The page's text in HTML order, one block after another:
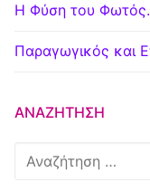
Η Φύση του Φωτός.
Παραγωγικός και
ΑΝΑΖΉΤΗΣΗ
Αναζήτηση